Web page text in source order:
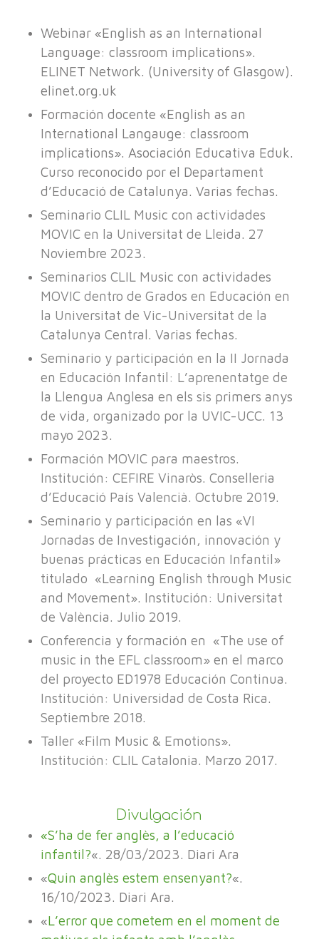
Webinar «English as an International
Language: classroom implications».
ELINET Network. (University of Glasgow).
elinet.org.uk
Formación docente «English as an
International Langauge: classroom
implications». Asociación Educativa Eduk.
Curso reconocido por el Departament
d’Educació de Catalunya. Varias fechas.
Seminario CLIL Music con actividades
MOVIC en la Universitat de Lleida. 27
Noviembre 2023.
Seminarios CLIL Music con actividades
MOVIC dentro de Grados en Educación en
la Universitat de Vic-Universitat de la
Catalunya Central. Varias fechas.
Seminario y participación en la II Jornada
en Educación Infantil: L’aprenentatge de
la Llengua Anglesa en els sis primers anys
de vida, organizado por la UVIC-UCC. 13
mayo 2023.
Formación MOVIC para maestros.
Institución: CEFIRE Vinaròs. Conselleria
d’Educació País Valencià. Octubre 2019.
Seminario y participación en las «VI
Jornadas de Investigación, innovación y
buenas prácticas en Educación Infantil»
titulado «Learning English through Music
and Movement». Institución: Universitat
de València. Julio 2019.
Conferencia y formación en «The use of
music in the EFL classroom» en el marco
del proyecto ED1978 Educación Continua.
Institución: Universidad de Costa Rica.
Septiembre 2018.
Taller «Film Music & Emotions».
Institución: CLIL Catalonia. Marzo 2017.
Divulgación
«S’ha de fer anglès, a l’educació
infantil?«. 28/03/2023. Diari Ara
«Quin anglès estem ensenyant?«.
16/10/2023. Diari Ara.
«L’error que cometem en el moment de